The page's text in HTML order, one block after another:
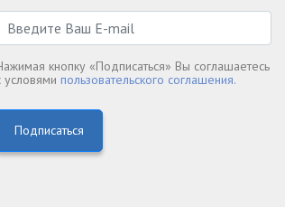
кнопку «Подписаться» Вы соглашаетесь
условями пользовательского соглашения.
Подписаться